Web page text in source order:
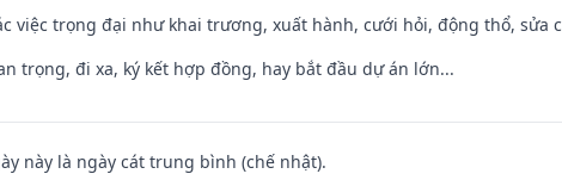
việc trọng đại như khai trương, xuất hành, cưới hỏi, động thổ, sửa
trọng, đi xa, ký kết hợp đồng, hay bắt đầu dự án lớn...
này là ngày cát trung bình (chế nhật).